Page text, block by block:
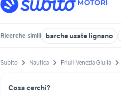
Ricerche simili barche usate lignano
Subito Nautica Friuli-Venezia Giulia
Cosa cerchi?